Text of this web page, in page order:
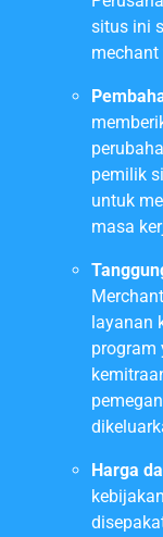
situs ini
mechant
pemilik
untuk
masa
layanan
program
Harga